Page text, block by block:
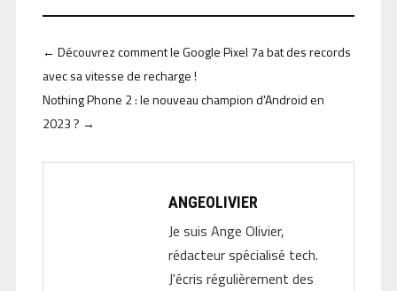
← Découvrez comment le Google Pixel 7a bat des records
avec sa vitesse de recharge !
Nothing Phone 2 : le nouveau champion d'Android en
2023 ? →
ANGEOLIVIER
Je suis Ange Olivier,
rédacteur spécialisé tech.
J'écris régulièrement des